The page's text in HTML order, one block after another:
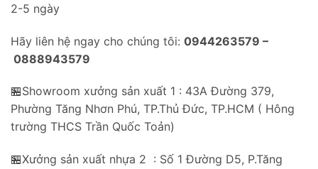
2-5 ngày
Hãy liên hệ ngay cho chúng tôi: 0944263579 –
0888943579
🏪Showroom xưởng sản xuất 1 : 43A Đường 379,
Phường Tăng Nhơn Phú, TP.Thủ Đức, TP.HCM ( Hông
trường THCS Trần Quốc Toản)
🏪Xưởng sản xuất nhựa 2 : Số 1 Đường D5, P.Tăng